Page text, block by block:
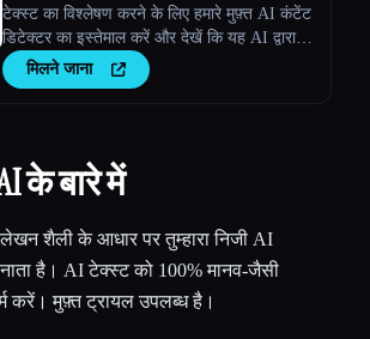
टेक्स्ट का विश्लेषण करने के लिए हमारे मुफ़्त AI कंटेंट
डिटेक्टर का इस्तेमाल करें और देखें कि यह AI द्वारा
जेनरेट किया गया था या नहीं। AI चेकर टूल, हमेशा के
लिए 100% मुफ़्त।
मिलने जाना
के बारे में
लेखन शैली के आधार पर तुम्हारा निजी AI
है। AI टेक्स्ट को 100% मानव-जैसी
करें। मुफ़्त ट्रायल उपलब्ध है।